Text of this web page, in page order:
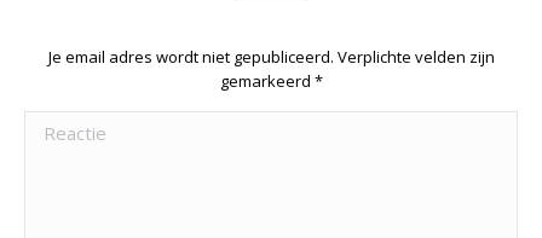
Je email adres wordt niet gepubliceerd. Verplichte velden zijn
gemarkeerd *
Reactie